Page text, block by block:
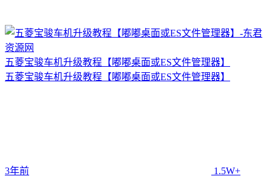
五菱宝骏车机升级教程【嘟嘟桌面或ES文件管理器】
五菱宝骏车机升级教程【嘟嘟桌面或ES文件管理器】
3年前 1.5W+